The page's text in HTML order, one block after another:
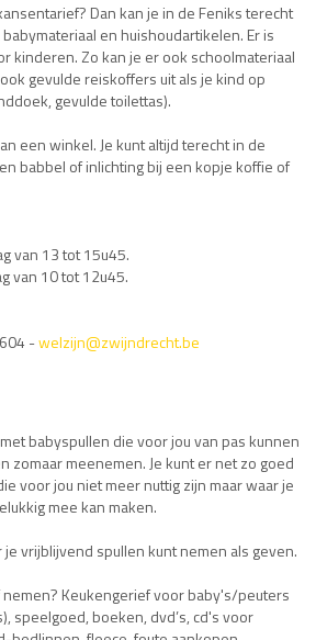
Dan kan je in de Feniks terecht
en huishoudartikelen. Er is
kinderen. Zo kan je er ook schoolmateriaal
gevulde reiskoffers uit als je kind op
gevulde toilettas).
een winkel. Je kunt altijd terecht in de
babbel of inlichting bij een kopje koffie of
van 13 tot 15u45.
van 10 tot 12u45.
-welzijn@zwijndrecht.be
babyspullen die voor jou van pas kunnen
zomaar meenemen. Je kunt er net zo goed
voor jou niet meer nuttig zijn maar waar je
mee kan maken.
je vrijblijvend spullen kunt nemen als geven.
Keukengerief voor baby's/peuters
speelgoed, boeken, dvd’s, cd's voor